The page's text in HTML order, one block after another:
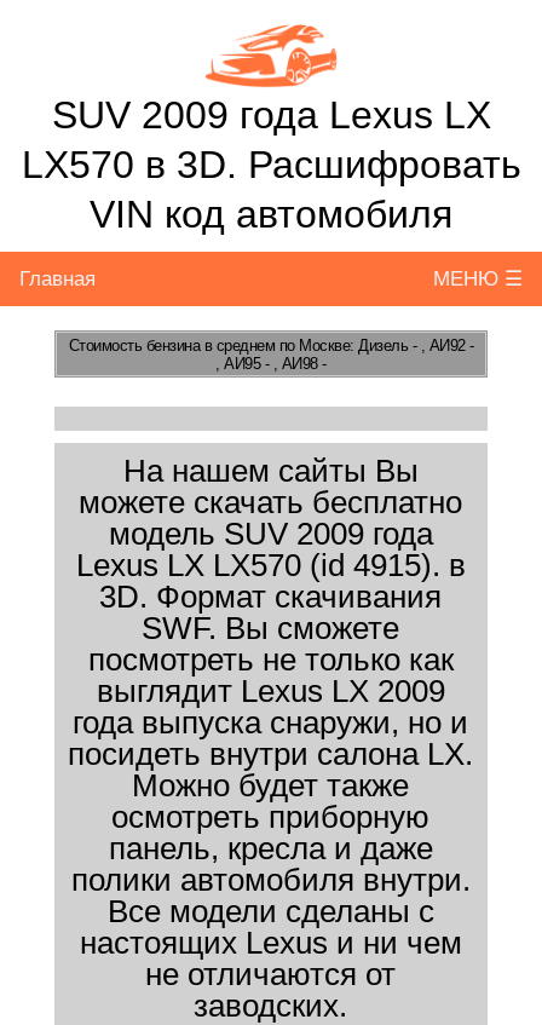
SUV 2009 года Lexus LX
LX570 в 3D. Расшифровать
VIN код автомобиля
Главная МЕНЮ ☰
Стоимость бензинав среднем по Москве: Дизель - , АИ92 -
, АИ95 - , АИ98 -
На нашем сайты Вы
можете скачать бесплатно
модель SUV 2009 года
Lexus LX LX570 (id 4915). в
3D. Формат скачивания
SWF. Вы сможете
посмотреть не только как
выглядит Lexus LX 2009
года выпуска снаружи, но и
посидеть внутри салона LX.
Можно будет также
осмотреть приборную
панель, кресла и даже
полики автомобиля внутри.
Все модели сделаны с
настоящих Lexus и ни чем
не отличаются от
заводских.